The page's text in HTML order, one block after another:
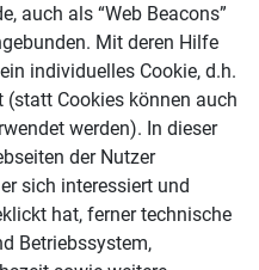
auch als “Web Beacons”
Mit deren Hilfe
individuelles Cookie, d.h.
(statt Cookies können auch
werden). In dieser
der Nutzer
sich interessiert und
hat, ferner technische
Betriebssystem,